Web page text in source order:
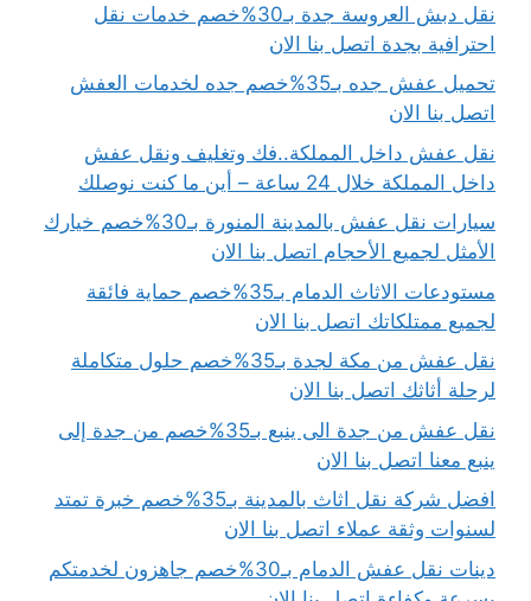
نقل دبش العروسة جدة بـ30%خصم خدمات نقل
احترافية بجدة اتصل بنا الان
تحميل عفش جده بـ35%خصم جده لخدمات العفش
اتصل بنا الان
نقل عفش داخل المملكة..فك وتغليف ونقل عفش
داخل المملكة خلال 24 ساعة – أين ما كنت نوصلك
سيارات نقل عفش بالمدينة المنورة بـ30%خصم خيارك
الأمثل لجميع الأحجام اتصل بنا الان
مستودعات الاثاث الدمام بـ35%خصم حماية فائقة
لجميع ممتلكاتك اتصل بنا الان
نقل عفش من مكة لجدة بـ35%خصم حلول متكاملة
لرحلة أثاثك اتصل بنا الان
نقل عفش من جدة الى ينبع بـ35%خصم من جدة إلى
ينبع معنا اتصل بنا الان
افضل شركة نقل اثاث بالمدينة بـ35%خصم خبرة تمتد
لسنوات وثقة عملاء اتصل بنا الان
دينات نقل عفش الدمام بـ30%خصم جاهزون لخدمتكم